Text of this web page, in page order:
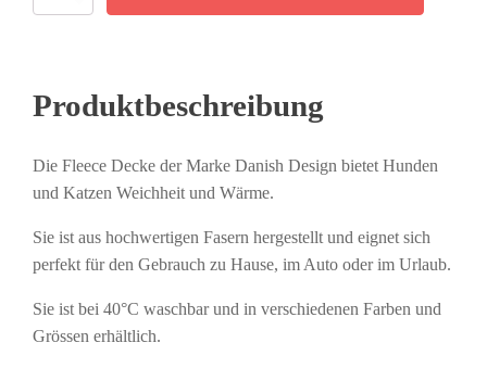
Pfotenprint
Grössen
und
Menge
Produktbeschreibung
Die Fleece Decke der Marke Danish Design bietet Hunden
und Katzen Weichheit und Wärme.
Sie ist aus hochwertigen Fasern hergestellt und eignet sich
perfekt für den Gebrauch zu Hause, im Auto oder im Urlaub.
Sie ist bei 40°C waschbar und in verschiedenen Farben und
Grössen erhältlich.